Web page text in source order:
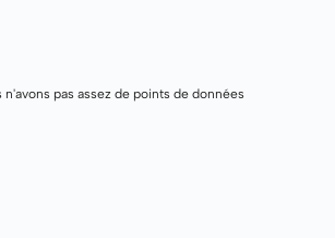
n'avons pas assez de points de données